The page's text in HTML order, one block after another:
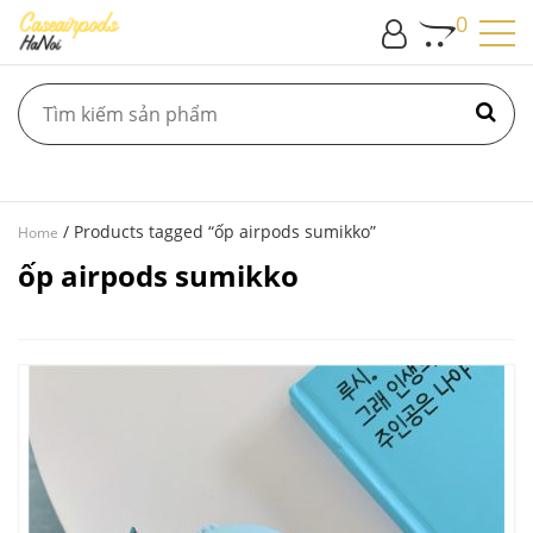
0
Home / Products tagged “ốp airpods sumikko”
ốp airpods sumikko